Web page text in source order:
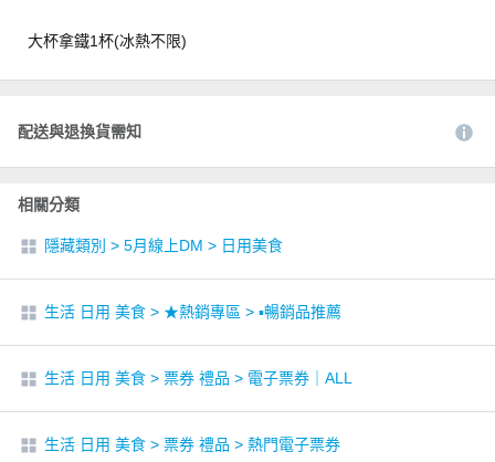
大杯拿鐵1杯(冰熱不限)
配送與退換貨需知
相關分類
隱藏類別 > 5月線上DM > 日用美食
生活 日用 美食 > ★熱銷專區 > ▪︎暢銷品推薦
生活 日用 美食 > 票券 禮品 > 電子票券｜ALL
生活 日用 美食 > 票券 禮品 > 熱門電子票券